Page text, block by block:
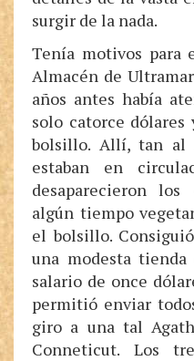
surgir de la nada.
Tenía motivos para
Almacén de
años antes había
solo catorce
bolsillo. Allí, tan al
estaban en
desaparecieron
algún tiempo
el bolsillo.
una modesta
salario de once
permitió enviar
giro a una tal
Conneticut. Los